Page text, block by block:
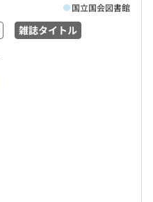
雑誌タイトル
国立国会図書館